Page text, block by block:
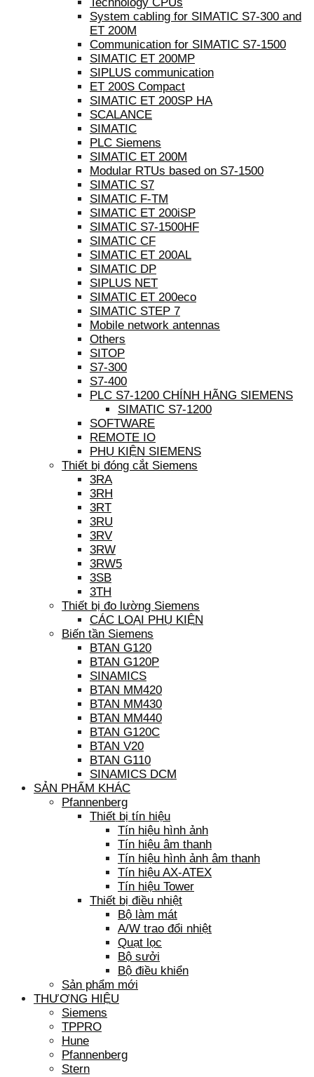
System cabling for SIMATIC S7-300 and
ET 200M
Communication for SIMATIC S7-1500
SIMATIC ET 200MP
SIPLUS communication
ET 200S Compact
SIMATIC ET 200SP HA
SCALANCE
SIMATIC
PLC Siemens
SIMATIC ET 200M
Modular RTUs based on S7-1500
SIMATIC S7
SIMATIC F-TM
SIMATIC ET 200iSP
SIMATIC S7-1500HF
SIMATIC CF
SIMATIC ET 200AL
SIMATIC DP
SIPLUS NET
SIMATIC ET 200eco
SIMATIC STEP 7
Mobile network antennas
Others
SITOP
S7-300
S7-400
PLC S7-1200 CHÍNH HÃNG SIEMENS
SIMATIC S7-1200
SOFTWARE
REMOTE IO
PHỤ KIỆN SIEMENS
Thiết bị đóng cắt Siemens
3RA
3RH
3RT
3RU
3RV
3RW
3RW5
3SB
3TH
Thiết bị đo lường Siemens
CÁC LOẠI PHỤ KIỆN
Biến tần Siemens
BTAN G120
BTAN G120P
SINAMICS
BTAN MM420
BTAN MM430
BTAN MM440
BTAN G120C
BTAN V20
BTAN G110
SINAMICS DCM
SẢN PHẨM KHÁC
Pfannenberg
Thiết bị tín hiệu
Tín hiệu hình ảnh
Tín hiệu âm thanh
Tín hiệu hình ảnh âm thanh
Tín hiệu AX-ATEX
Tín hiệu Tower
Thiết bị điều nhiệt
Bộ làm mát
A/W trao đổi nhiệt
Quạt lọc
Bộ sưởi
Bộ điều khiển
Sản phẩm mới
THƯƠNG HIỆU
Siemens
TPPRO
Hune
Pfannenberg
Stern